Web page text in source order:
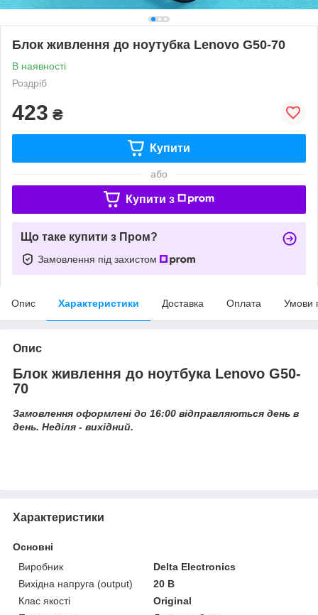
Блок живлення до ноутубка Lenovo G50-70
В наявності
Роздріб
423 ₴
Купити
або
Купити з
Що таке купити з Пром?
Замовлення під захистом
Опис Характеристики Доставка Оплата Умови
Опис
Блок живлення до ноутбука Lenovo G50-
70
Замовлення оформлені до 16:00 відправляються день в
день. Неділя - вихідний.
Характеристики
Основні
Виробник
Delta Electronics
Вихідна напруга (output)
20 В
Клас якості
Original